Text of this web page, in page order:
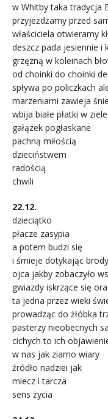
w Whitby taka tradycja
przyjeżdżamy przed
właściciela otwieramy
deszcz pada jesiennie i
grzęzną w koleinach
od choinki do choinki
spływa po policzkach
marzeniami zawieja
wbija białe płatki w
gałązek pogłaskane
pachną miłością
dzieciństwem
radością
chwili
22.12.
dzieciątko
płacze zasypia
a potem budzi się
i śmieje dotykając brody
ojca jakby zobaczyło
gwiazdy iskrzące się
ta jedna przez wieki
prowadząc do żłóbka
pasterzy nieobecnych
cichych to ich
w nas jak ziarno wiary
źródło nadziei jak
miecz i tarcza
sens życia